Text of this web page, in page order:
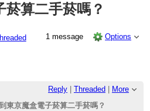
菸算二手菸嗎？
1 message Options
Reply Threaded
More
東京魔盒電子菸算二手菸嗎？